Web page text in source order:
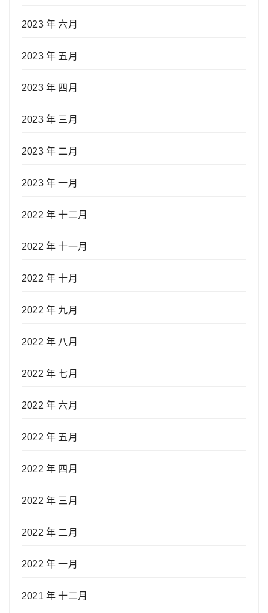
2023 年 六月
2023 年 五月
2023 年 四月
2023 年 三月
2023 年 二月
2023 年 一月
2022 年 十二月
2022 年 十一月
2022 年 十月
2022 年 九月
2022 年 八月
2022 年 七月
2022 年 六月
2022 年 五月
2022 年 四月
2022 年 三月
2022 年 二月
2022 年 一月
2021 年 十二月